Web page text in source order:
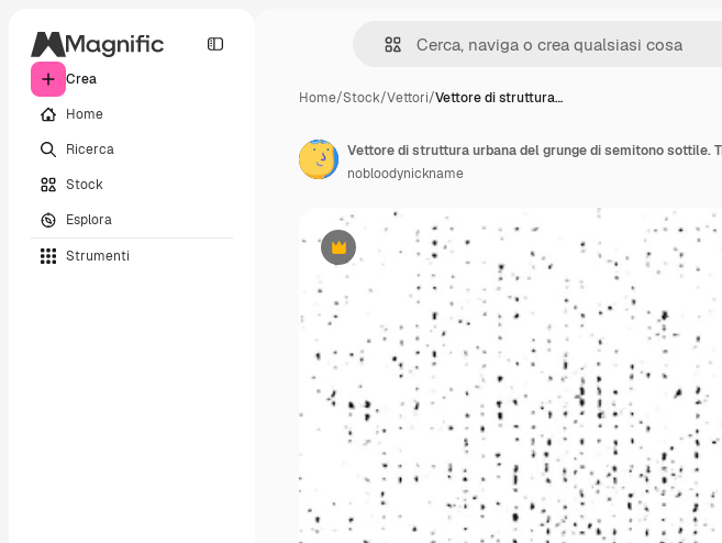
Crea
Home
Ricerca
Stock
Esplora
Strumenti
Home/Stock/Vettori/Vettore di struttura…
Premium
nobloodynickname